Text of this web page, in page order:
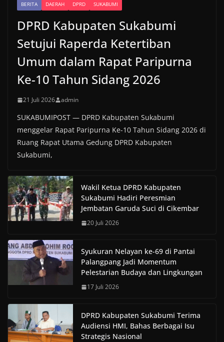
BERITA DAERAH DPRD SUKABUMI
DPRD Kabupaten Sukabumi
Setujui Raperda Ketertiban
Umum dalam Rapat Paripurna
Ke-10 Tahun Sidang 2026
21 Juli 2026 admin
SUKABUMIPOST — DPRD Kabupaten Sukabumi
menggelar Rapat Paripurna Ke-10 Tahun Sidang 2026 di
Ruang Rapat Utama Gedung DPRD Kabupaten
Sukabumi,
Wakil Ketua DPRD Kabupaten
Sukabumi Hadiri Peresmian
Jembatan Garuda Suci di Cikembar
20 Juli 2026
Syukuran Nelayan ke-69 di Pantai
Palangpang Jadi Momentum
Pelestarian Budaya dan Lingkungan
17 Juli 2026
DPRD Kabupaten Sukabumi Terima
Audiensi HMI, Bahas Berbagai Isu
Strategis Nasional